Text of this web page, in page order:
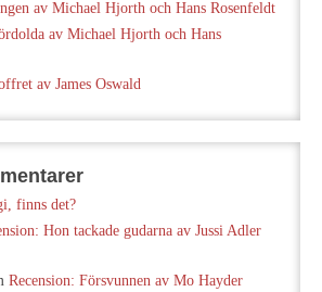
av Michael Hjorth och Hans Rosenfeldt
av Michael Hjorth och Hans
av James Oswald
finns det?
Hon tackade gudarna av Jussi Adler
Recension: Försvunnen av Mo Hayder